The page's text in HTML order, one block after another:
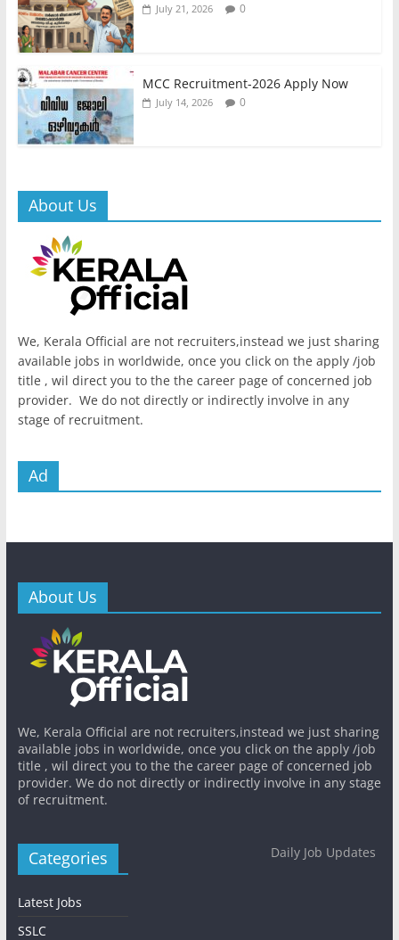
July 21, 2026 0
MCC Recruitment-2026 Apply Now
July 14, 2026 0
About Us
We, Kerala Official are not recruiters,instead we just sharing
available jobs in worldwide, once you click on the apply /job
title , wil direct you to the the career page of concerned job
provider. We do not directly or indirectly involve in any
stage of recruitment.
Ad
About Us
We, Kerala Official are not recruiters,instead we just sharing
available jobs in worldwide, once you click on the apply /job
title , wil direct you to the the career page of concerned job
provider. We do not directly or indirectly involve in any stage
of recruitment.
Categories
Latest Jobs
SSLC
Daily Job Updates